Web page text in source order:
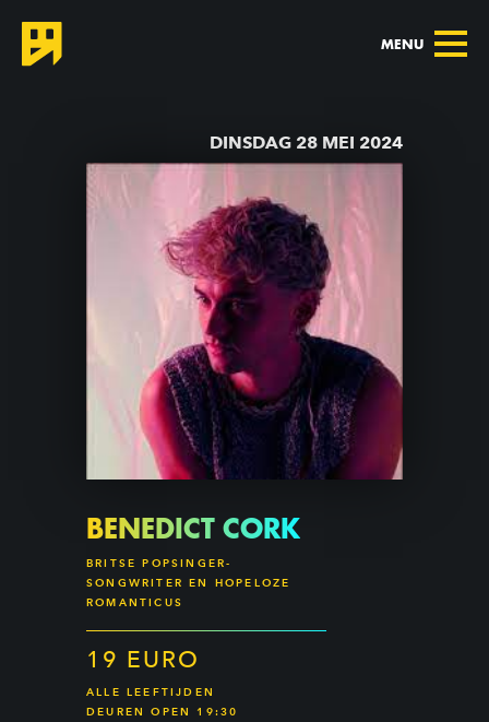
MENU
DINSDAG 28 MEI 2024
BENEDICT CORK
BRITSE POPSINGER-
SONGWRITER EN HOPELOZE
ROMANTICUS
19 EURO
ALLE LEEFTIJDEN
DEUREN OPEN 19:30